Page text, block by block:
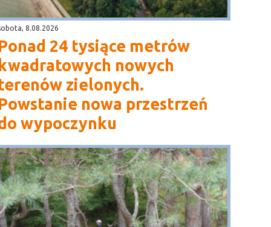
8.08.2026
24 tysiące metrów
kwadratowych nowych
zielonych.
nowa przestrzeń
wypoczynku